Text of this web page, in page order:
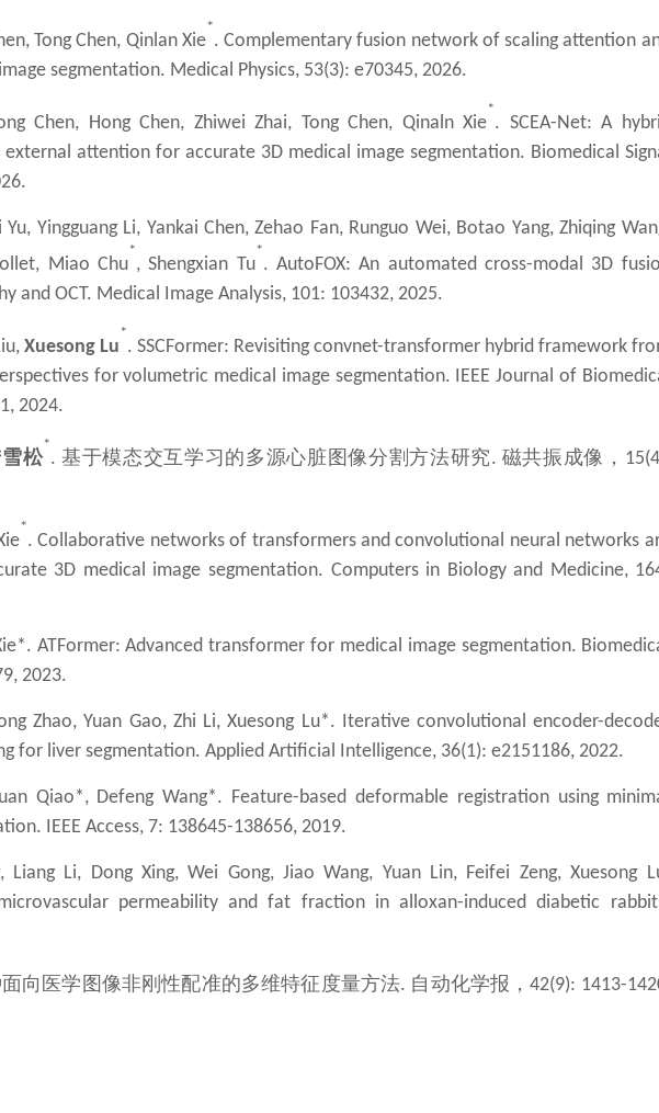
Tong Chen, Qinlan Xie
*
. Complementary fusion network of scaling attention
segmentation. Medical Physics, 53(3): e70345, 2026.
Chen, Hong Chen, Zhiwei Zhai, Tong Chen, Qinaln Xie
*
. SCEA-Net: A
attention for accurate 3D medical image segmentation. Biomedical
Yingguang Li, Yankai Chen, Zehao Fan, Runguo Wei, Botao Yang, Zhiqing
Miao Chu
*
, Shengxian Tu
*
. AutoFOX: An automated cross-modal 3D
and OCT. Medical Image Analysis, 101: 103432, 2025.
Xuesong Lu
*
. SSCFormer: Revisiting convnet-transformer hybrid framework
for volumetric medical image segmentation. IEEE Journal of
2024.
雪松
*
. 基于模态交互学习的多源心脏图像分割方法研究. 磁共振成像，
*
. Collaborative networks of transformers and convolutional neural networks
3D medical image segmentation. Computers in Biology and Medicine,
ATFormer: Advanced transformer for medical image segmentation.
2023.
Zhao, Yuan Gao, Zhi Li, Xuesong Lu*. Iterative convolutional encoder-
for liver segmentation. Applied Artificial Intelligence, 36(1): e2151186, 2022.
Qiao*, Defeng Wang*. Feature-based deformable registration using
IEEE Access, 7: 138645-138656, 2019.
Liang Li, Dong Xing, Wei Gong, Jiao Wang, Yuan Lin, Feifei Zeng, Xuesong
permeability and fat fraction in alloxan-induced diabetic
向医学图像非刚性配准的多维特征度量方法. 自动化学报，42(9): 1413-